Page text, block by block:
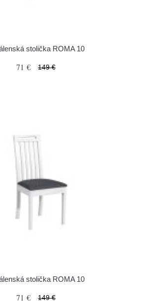
stolička ROMA 10
71 € 149 €
stolička ROMA 10
71 € 149 €